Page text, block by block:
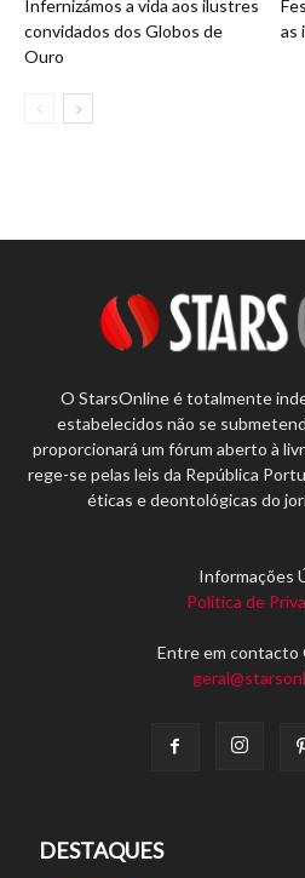
Infernizámos a vida aos ilustres
convidados dos Globos de
Ouro
as
O StarsOnline é totalmente
estabelecidos não se
proporcionará um fórum aberto à
rege-se pelas leis da República
éticas e deontológicas do
Informações
Política de
Entre em contacto
DESTAQUES